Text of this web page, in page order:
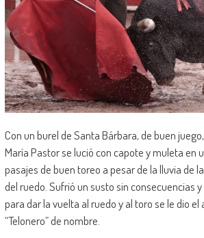
Con un burel de Santa Bárbara, de buen
María Pastor se lució con capote y muleta en
pasajes de buen toreo a pesar de la lluvia de
del ruedo. Sufrió un susto sin consecuencias
para dar la vuelta al ruedo y al toro se le dio el
“Telonero” de nombre.